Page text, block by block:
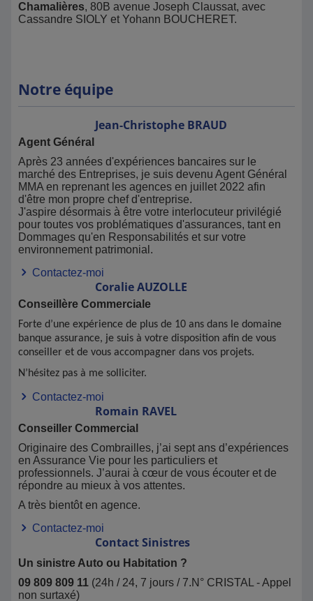
Chamalières, 80B avenue Joseph Claussat, avec
Cassandre SIOLY et Yohann BOUCHERET.
Notre équipe
Jean-Christophe BRAUD
Agent Général
Après 23 années d'expériences bancaires sur le
marché des Entreprises, je suis devenu Agent Général
MMA en reprenant les agences en juillet 2022 afin
d'être mon propre chef d'entreprise.
J'aspire désormais à être votre interlocuteur privilégié
pour toutes vos problématiques d'assurances, tant en
Dommages qu'en Responsabilités et sur votre
environnement patrimonial.
Contactez-moi
CoralieAUZOLLE
Conseillère Commerciale
Forte d’une expérience de plus de 10 ans dans le domaine
banque assurance, je suis à votre disposition afin de vous
conseiller et de vous accompagner dans vos projets.
N’hésitez pas à me solliciter.
Contactez-moi
Romain RAVEL
Conseiller Commercial
Originaire des Combrailles, j’ai sept ans d’expériences
en Assurance Vie pour les particuliers et
professionnels. J’aurai à cœur de vous écouter et de
répondre au mieux à vos attentes.
A très bientôt en agence.
Contactez-moi
ContactSinistres
Un sinistre Auto ou Habitation ?
09 809 809 11 (24h / 24, 7 jours / 7.N° CRISTAL - Appel
non surtaxé)